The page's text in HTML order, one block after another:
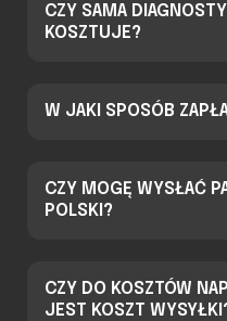
CZY SAMA
KOSZTUJE?
W JAKI SPOSÓB
CZY MOGĘ WYSŁAĆ
POLSKI?
CZY DO KOSZTÓW
JEST KOSZT